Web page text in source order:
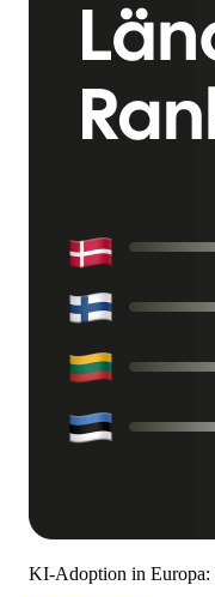
KI-Adoption in Europa: